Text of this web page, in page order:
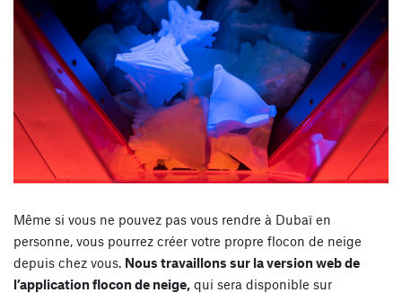
Même si vous ne pouvez pas vous rendre à Dubaï en
personne, vous pourrez créer votre propre flocon de neige
depuis chez vous. Nous travaillons sur la version web de
l’application flocon de neige, qui sera disponible sur